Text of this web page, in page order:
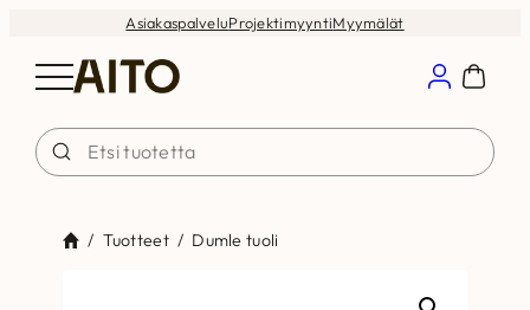
AsiakaspalveluProjektimyyntiMyymälät
/ Tuotteet / Dumle tuoli